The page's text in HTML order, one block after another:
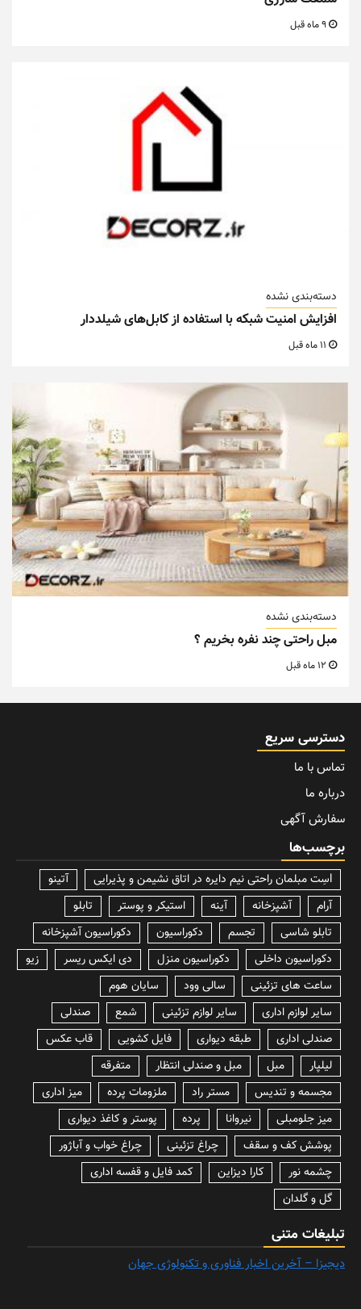
دسته‌بندی نشده
افزایش امنیت شبکه با استفاده از کابل‌های شیلددار
دسته‌بندی نشده
مبل راحتی چند نفره بخریم ؟
دسترسی سریع
تماس با ما
درباره ما
سفارش آگهی
برچسب‌ها
lسِت مبلمان راحتی نیم دایره در اتاق نشیمن و پذیرایی
آتینو
آرام
آشپزخانه آینه استیکر و پوستر
تابلو
تابلو شاسی
تجسم دکوراسیون
دکوراسیون آشپزخانه
دکوراسیون داخلی
دکوراسیون منزل دی ایکس ریسر
زیو
ساعت های تزئینی
سالی وود
سایان هوم
سایر لوازم اداری
سایر لوازم تزئینی شمع
صندلی
صندلی اداری
طبقه دیواری فایل کشویی
قاب عکس
لیلپار
مبل مبل و صندلی انتظار
متفرقه
مجسمه و تندیس
مستر راد ملزومات پرده
میز اداری
میز جلومبلی
نیروانا پرده
پوستر و کاغذ دیواری
پوشش کف و سقف
چراغ تزئینی
چراغ خواب و آباژور
چشمه نور
کارا دیزاین
کمد فایل و قفسه اداری
گل و گلدان
تبلیغات متنی
دیجیزا – آخرین اخبار فناوری و تکنولوژی جهان